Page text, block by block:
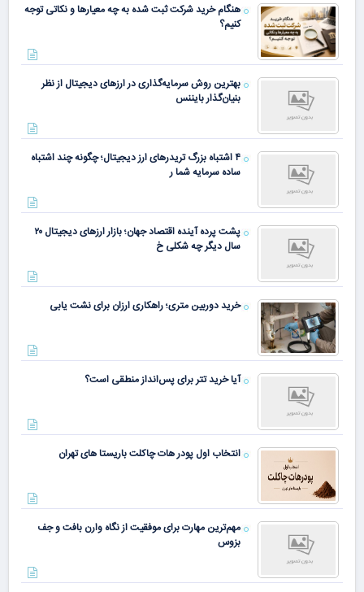
هنگام خرید شرکت ثبت شده به چه معیارها و نکاتی توجه
کنیم؟
بهترین روش سرمایه‌گذاری در ارزهای دیجیتال از نظر
بنیان‌گذار بایننس
۴ اشتباه بزرگ تریدرهای ارز دیجیتال؛ چگونه چند اشتباه
ساده سرمایه شما ر
پشت پرده آینده اقتصاد جهان؛ بازار ارزهای دیجیتال ۲۰
سال دیگر چه شکلی خ
خرید دوربین متری؛ راهکاری ارزان برای نشت یابی
آیا خرید تتر برای پس‌انداز منطقی است؟
انتخاب اول پودر هات چاکلت باریستا های تهران
مهم‌ترین مهارت برای موفقیت از نگاه وارن بافت و جف
بزوس